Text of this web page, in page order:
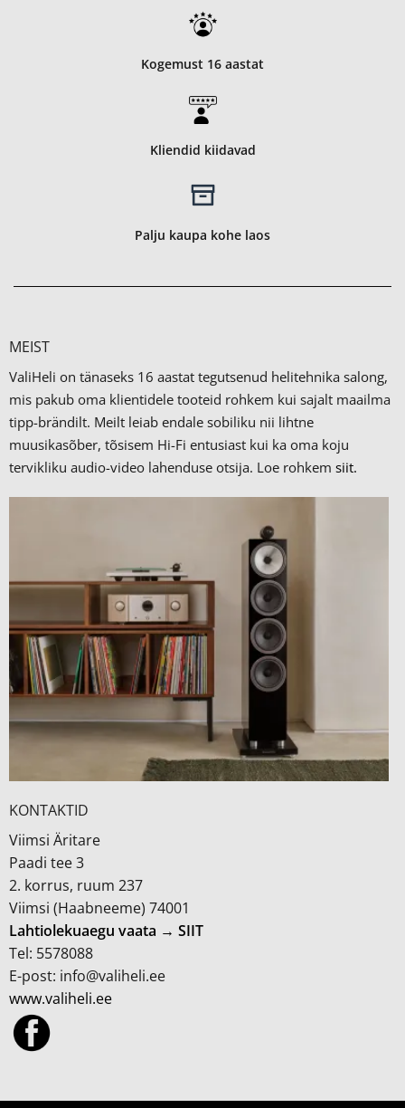
Kogemust 16 aastat
Kliendid kiidavad
Palju kaupa kohe laos
MEIST
ValiHeli on tänaseks 16 aastat tegutsenud helitehnika salong,
mis pakub oma klientidele tooteid rohkem kui sajalt maailma
tipp-brändilt. Meilt leiab endale sobiliku nii lihtne
muusikasõber, tõsisem Hi-Fi entusiast kui ka oma koju
tervikliku audio-video lahenduse otsija. Loe rohkem siit.
KONTAKTID
Viimsi Äritare
Paadi tee 3
2. korrus, ruum 237
Viimsi (Haabneeme) 74001
Lahtiolekuaegu vaata → SIIT
Tel: 5578088
E-post: info@valiheli.ee
www.valiheli.ee